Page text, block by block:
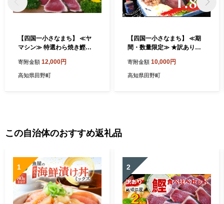
【四国一小さなまち】 ≪ヤ
マシン≫ 特選わら焼き鰹の
入） 薬味・自家製タレ付
寄附金額 12,000円
高知県田野町
【四国一小さなまち】 ≪期
間・数量限定≫ ★訳あり★
タキ（自家製タレ付）１.８
ｋｇ
寄附金額 10,000円
高知県田野町
この自治体のおすすめ返礼品
1 2